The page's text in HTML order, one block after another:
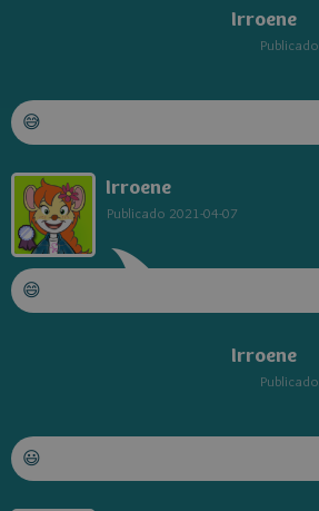
Irroene
Publicado
😅
Irroene
Publicado 2021-04-07
😄
Irroene
Publicado
😃